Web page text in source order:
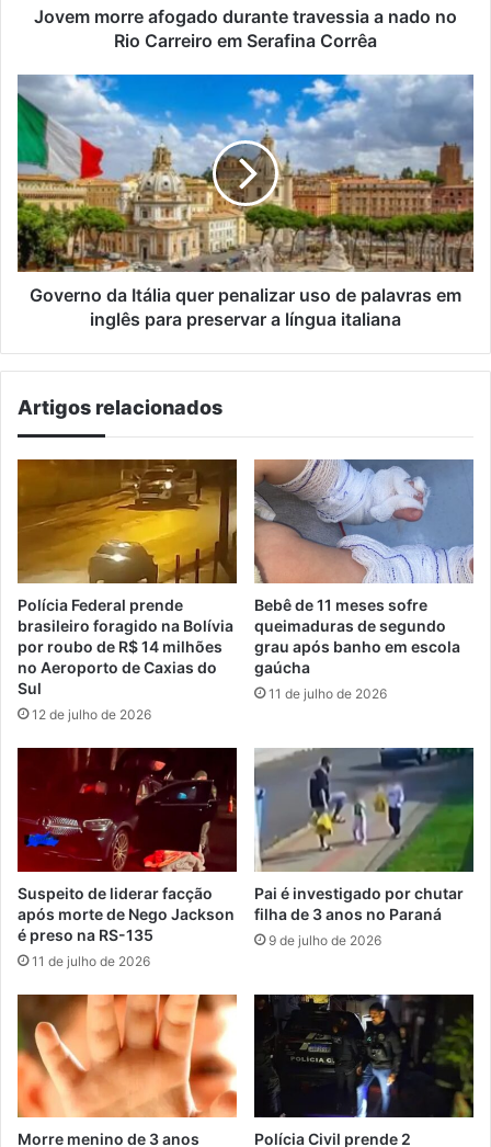
Carreiro
Corrêa
Jovem morre afogado durante travessia a nado no
Rio Carreiro em Serafina Corrêa
Governo
da
Itália
quer
penalizar
uso
de
palavras
em
inglês
italiana
Governo da Itália quer penalizar uso de palavras em
inglês para preservar a língua italiana
Artigos relacionados
Polícia Federal prende
brasileiro foragido na Bolívia
por roubo de R$ 14 milhões
no Aeroporto de Caxias do
Sul
12 de julho de 2026
Bebê de 11 meses sofre
queimaduras de segundo
grau após banho em escola
gaúcha
11 de julho de 2026
Suspeito de liderar facção
após morte de Nego Jackson
é preso na RS-135
11 de julho de 2026
Pai é investigado por chutar
filha de 3 anos no Paraná
9 de julho de 2026
Morre menino de 3 anos Polícia Civil prende 2